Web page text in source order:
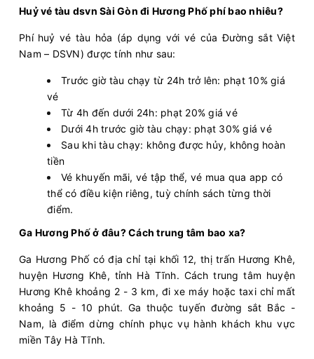
Huỷ vé tàu dsvn Sài Gòn đi Hương Phố phí bao nhiêu?
Phí huỷ vé tàu hỏa (áp dụng với vé của Đường sắt Việt
Nam – DSVN) được tính như sau:
Trước giờ tàu chạy từ 24h trở lên: phạt 10% giá
vé
Từ 4h đến dưới 24h: phạt 20% giá vé
Dưới 4h trước giờ tàu chạy: phạt 30% giá vé
Sau khi tàu chạy: không được hủy, không hoàn
tiền
Vé khuyến mãi, vé tập thể, vé mua qua app có
thể có điều kiện riêng, tuỳ chính sách từng thời
điểm.
Ga Hương Phố ở đâu? Cách trung tâm bao xa?
Ga Hương Phố có địa chỉ tại khối 12, thị trấn Hương Khê,
huyện Hương Khê, tỉnh Hà Tĩnh. Cách trung tâm huyện
Hương Khê khoảng 2 - 3 km, đi xe máy hoặc taxi chỉ mất
khoảng 5 - 10 phút. Ga thuộc tuyến đường sắt Bắc -
Nam, là điểm dừng chính phục vụ hành khách khu vực
miền Tây Hà Tĩnh.